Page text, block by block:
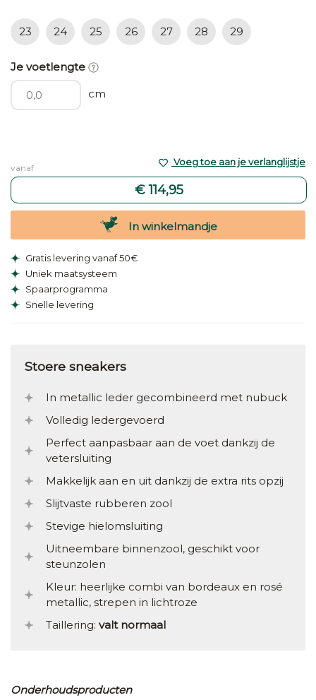
23 24 25 26 27 28 29
Je voetlengte
cm
vanaf
€ 114,95
Voeg toe aan je verlanglijstje
In winkelmandje
Gratis levering vanaf 50€
Uniek maatsysteem
Spaarprogramma
Snelle levering
Stoere sneakers
In metallic leder gecombineerd met nubuck
Volledig ledergevoerd
Perfect aanpasbaar aan de voet dankzij de
vetersluiting
Makkelijk aan en uit dankzij de extra rits opzij
Slijtvaste rubberen zool
Stevige hielomsluiting
Uitneembare binnenzool, geschikt voor
steunzolen
Kleur: heerlijke combi van bordeaux en rosé
metallic, strepen in lichtroze
Taillering: valt normaal
Onderhoudsproducten